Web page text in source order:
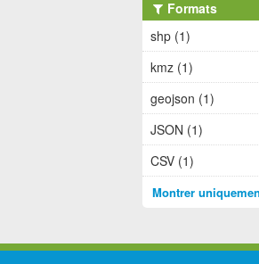
Formats
shp (1)
kmz (1)
geojson (1)
JSON (1)
CSV (1)
Montrer